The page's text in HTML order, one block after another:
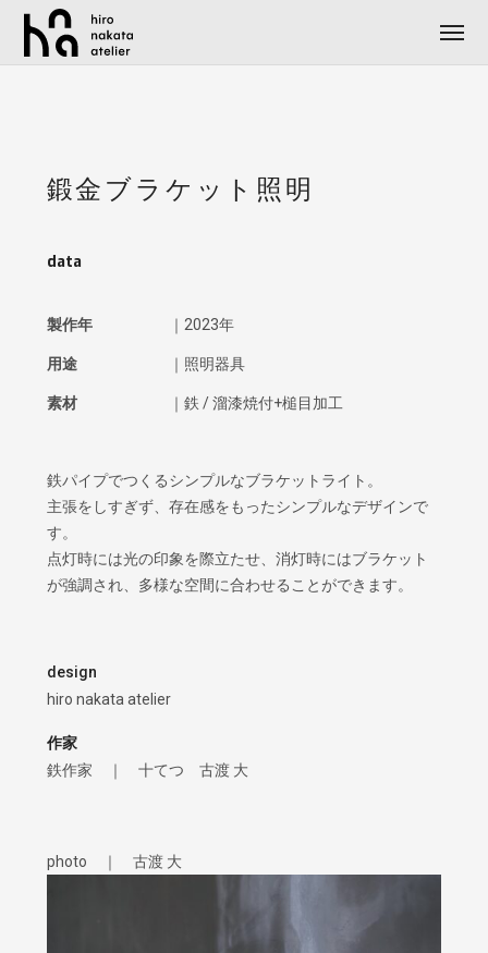
鍛金ブラケット照明
data
製作年 ｜2023年
用途 ｜照明器具
素材 ｜鉄 / 溜漆焼付+槌目加工
鉄パイプでつくるシンプルなブラケットライト。
主張をしすぎず、存在感をもったシンプルなデザインで
す。
点灯時には光の印象を際立たせ、消灯時にはブラケット
が強調され、多様な空間に合わせることができます。
design
hiro nakata atelier
作家
鉄作家 ｜ 十てつ 古渡 大
photo ｜ 古渡 大